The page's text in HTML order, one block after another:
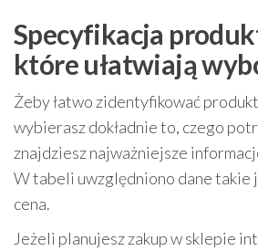
Specyfikacja
które ułatwiają
Żeby łatwo zidentyfikować
wybierasz dokładnie to, czego
znajdziesz najważniejsze
W tabeli uwzględniono dane takie
cena.
Jeżeli planujesz zakup w sklepie